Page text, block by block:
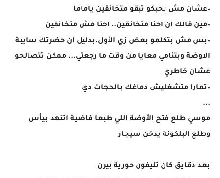
–عشان مش بحبكو تبقو متخانقين ياماما
–مين قالك ان احنا متخانقين.. احنا مش متخانفين
–بس مش بتكلمو بعض زي الأول.بدليل ان حضرتك سايبة
الاوضة وبتنامي معايا من وقت ما رجعتي... ممكن تتصالحو
عشان خاطري
–تمارا متشغليش دماغك بالحجات دي
...
موسي طلع فتح الأوضة اللي طبعا فاضية اتنهد بيأس
وطلع البلكونة يدخن سيجار
بعد دقايق كان تليفون حورية بيرن